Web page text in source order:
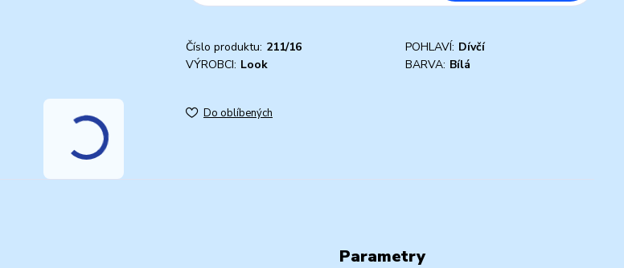
Číslo produktu: 211/16 POHLAVÍ: Dívčí
VÝROBCI: Look BARVA: Bílá
Do oblíbených
Parametry